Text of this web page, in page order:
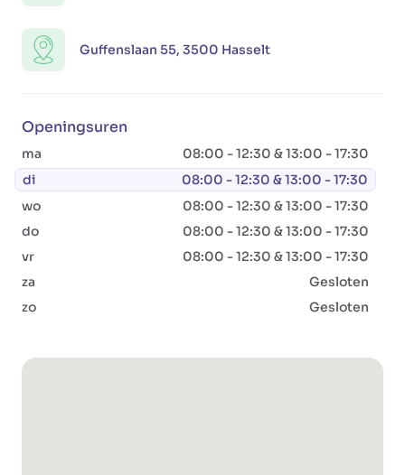
Guffenslaan 55, 3500 Hasselt
Openingsuren
ma
08:00 - 12:30 & 13:00 - 17:30
di
08:00 - 12:30 & 13:00 - 17:30
wo
08:00 - 12:30 & 13:00 - 17:30
do
08:00 - 12:30 & 13:00 - 17:30
vr
08:00 - 12:30 & 13:00 - 17:30
za
Gesloten
zo
Gesloten